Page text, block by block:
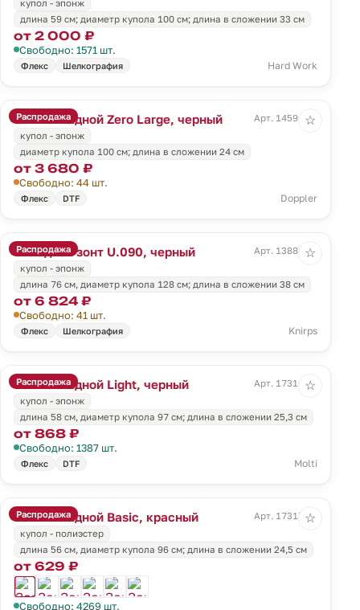
купол - эпонж
длина 59 см; диаметр купола 100 см; длина в сложении 33 см
от 2 000 ₽
Свободно: 1571 шт.
Флекс Шелкография Hard Work
Распродажа
Зонт складной Zero Large, черный
Арт. 14594.30
купол - эпонж
диаметр купола 100 см; длина в сложении 24 см
от 3 680 ₽
Свободно: 44 шт.
Флекс DTF Doppler
☆
Распродажа
Складной зонт U.090, черный
Арт. 13884.30
купол - эпонж
длина 76 см, диаметр купола 128 см; длина в сложении 38 см
от 6 824 ₽
Свободно: 41 шт.
Флекс Шелкография Knirps
☆
Распродажа
Зонт складной Light, черный
Арт. 17316.30
купол - эпонж
длина 58 см, диаметр купола 97 см; длина в сложении 25,3 см
от 868 ₽
Свободно: 1387 шт.
Флекс DTF Molti
☆
Распродажа
Зонт складной Basic, красный
Арт. 17317.50
купол - полиэстер
длина 56 см, диаметр купола 96 см; длина в сложении 24,5 см
от 629 ₽
Свободно: 4269 шт.
☆